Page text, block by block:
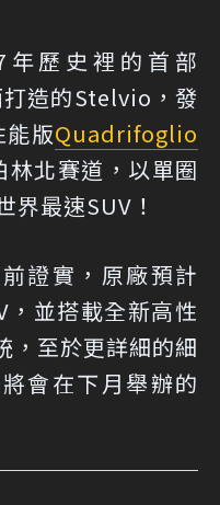
年歷史裡的首部
造的Stelvio，發
版Quadrifoglio
北賽道，以單圈
界最速SUV！
證實，原廠預計
並搭載全新高性
至於更詳細的細
會在下月舉辦的